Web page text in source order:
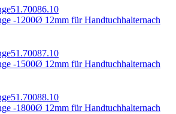
51.70086.10
-1200Ø 12mm für Handtuchhalternach
51.70087.10
-1500Ø 12mm für Handtuchhalternach
51.70088.10
-1800Ø 12mm für Handtuchhalternach